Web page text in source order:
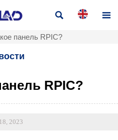
 
панель RPIC?
RPIC?
2023